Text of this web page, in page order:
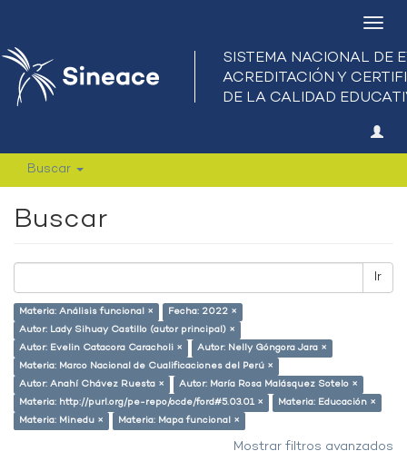
Buscar
Buscar
Ir
Materia: Análisis funcional ×
Fecha: 2022 ×
Autor: Lady Sihuay Castillo (autor principal) ×
Autor: Evelin Catacora Caracholi ×
Autor: Nelly Góngora Jara ×
Materia: Marco Nacional de Cualificaciones del Perú ×
Autor: Anahí Chávez Ruesta ×
Autor: María Rosa Malásquez Sotelo ×
Materia: http://purl.org/pe-repo/ocde/ford#5.03.01 ×
Materia: Educación ×
Materia: Minedu ×
Materia: Mapa funcional ×
Mostrar filtros avanzados